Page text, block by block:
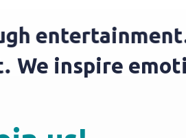
entertainment.
We inspire